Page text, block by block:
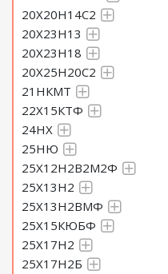
20Х20Н14С2
20Х23Н13
20Х23Н18
20Х25Н20С2
21НКМТ
22Х15КТФ
24НХ
25НЮ
25Х12Н2В2М2Ф
25Х13Н2
25Х13Н2ВМФ
25Х15КЮБФ
25Х17Н2
25Х17Н2Б